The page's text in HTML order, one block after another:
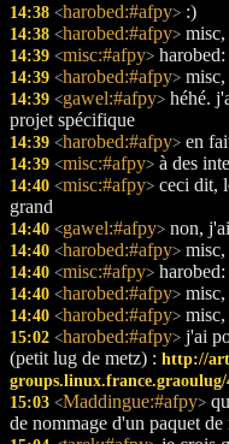
14:38 <harobed:#afpy> :)
14:38 <harobed:#afpy>
14:39 <misc:#afpy>
14:39 <harobed:#afpy> misc,
14:39 <gawel:#afpy> héhé.
projet spécifique
14:39 <harobed:#afpy> en
14:39 <misc:#afpy> à des
14:40 <misc:#afpy> ceci dit,
grand
14:40 <gawel:#afpy> non,
14:40 <harobed:#afpy> misc,
14:40 <misc:#afpy>
14:40 <harobed:#afpy>
14:40 <harobed:#afpy>
15:02 <harobed:#afpy> j'ai
(petit lug de metz) : http://
groups.linux.france.graoulug/
15:03 <Maddingue:#afpy>
de nommage d'un paquet